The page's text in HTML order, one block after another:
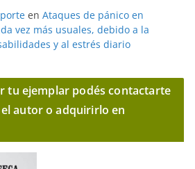
en Ataques de pánico en
vez más usuales, debido a la
y al estrés diario
tu ejemplar podés contactarte
autor o adquirirlo en